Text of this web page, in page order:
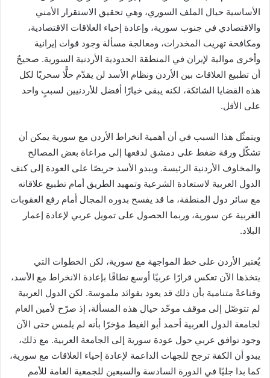
الأساسية حيال الملف السوري، وهي تحقيق الاستقرار الأمني
والاقتصادي في جنوب سورية، وإعادة إحياء العلاقات الاقتصادية،
ومكافحة تهريب المخدرات، ومعالجة مسألة وجود قوات إيرانية
وأخرى موالية لإيران في المنطقة الحدودية الأردنية السورية. صحيحٌ
أن تطبيع العلاقات بين الأردن ونظام الأسد لن يقدّم حلًّا سحريًا لكل
هذه القضايا الشائكة، لكنه يبقى خيارًا أفضل للأردنيين لسببٍ واحد
على الأقل.
ويتمثّل هذا السبب في أن أهمية انخراط الأردن مع سورية يمكن أن
تشكّل ورقة ضغط على دمشق لدفعها إلى مراعاة بعض المصالح
والمخاوف الأردنية الرئيسة. ويبدو الأسد حريصًا على العودة إلى كنف
الدول العربية لاستعادة الشرعية وتمهيد الطريق أمام تطبيع علاقاته
مع سائر دول المنطقة، ما قد يفسح بدوره المجال أمام رفع العقوبات
الغربية عن سورية، وربما الحصول على تمويل عربي لإعادة إعمار
البلاد.
يُعتبر الأردن على خط المواجهة مع سورية، لكن الخطوات التي
يتخذها الآن تعكس قرارًا عربيًا أوسع نطاقًا بإعادة الانخراط مع الأسد،
وقناعةً متنامية بأن ذلك قد يعود بفوائد ملموسة. لكن الدول العربية
لم تتوصّل إلى موقف موحّد حيال هذه المسألة، إذ صرّح لأمين العام
لجامعة الدول العربية أحمد أبو الغيط مؤخرًا بأنه لم يلمس حتى الآن
وجود توافق عربي حول عودة سورية إلى الجامعة العربية. مع ذلك،
يبدو أن الكفة ترجح للجهات الداعمة لإعادة إحياء العلاقات مع سورية،
كما بدا جليًا في الدورة السادسة والسبعين للجمعية العامة للأمم